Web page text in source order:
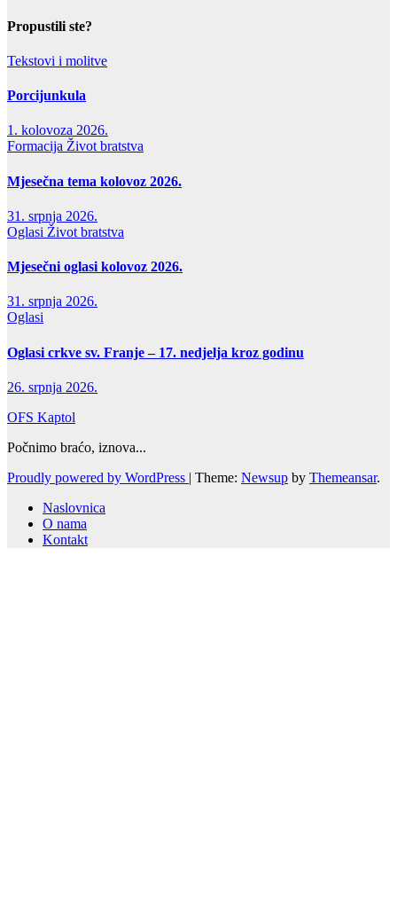
Propustili ste?
Tekstovi i molitve
Porcijunkula
1. kolovoza 2026.
Formacija Život bratstva
Mjesečna tema kolovoz 2026.
31. srpnja 2026.
Oglasi Život bratstva
Mjesečni oglasi kolovoz 2026.
31. srpnja 2026.
Oglasi
Oglasi crkve sv. Franje – 17. nedjelja kroz godinu
26. srpnja 2026.
OFS Kaptol
Počnimo braćo, iznova...
Proudly powered by WordPress | Theme: Newsup by Themeansar.
Naslovnica
O nama
Kontakt